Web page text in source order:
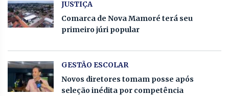
JUSTIÇA
Comarca de Nova Mamoré terá seu
primeiro júri popular
GESTÃO ESCOLAR
Novos diretores tomam posse após
seleção inédita por competência